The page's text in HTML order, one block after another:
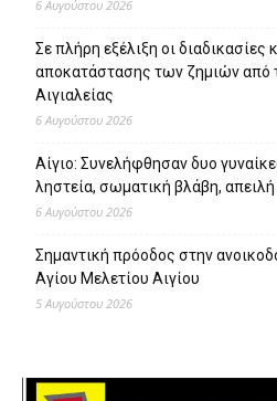
6 Αυγούστου 2026
Σε πλήρη εξέλιξη οι διαδικασίες
αποκατάστασης των ζημιών από
Αιγιαλείας
6 Αυγούστου 2026
Αίγιο: Συνελήφθησαν δυο
ληστεία, σωματική βλάβη, απειλή
6 Αυγούστου 2026
Σημαντική πρόοδος στην
Αγίου Μελετίου Αιγίου
5 Αυγούστου 2026